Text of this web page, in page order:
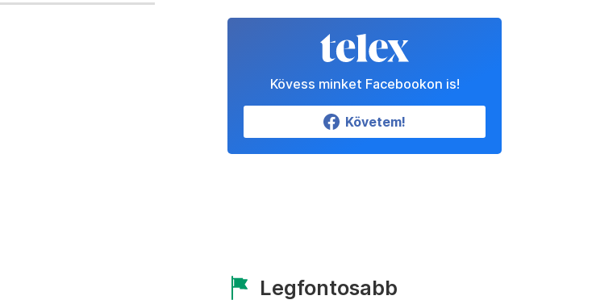
Kövess minket Facebookon is!
Követem!
Legfontosabb